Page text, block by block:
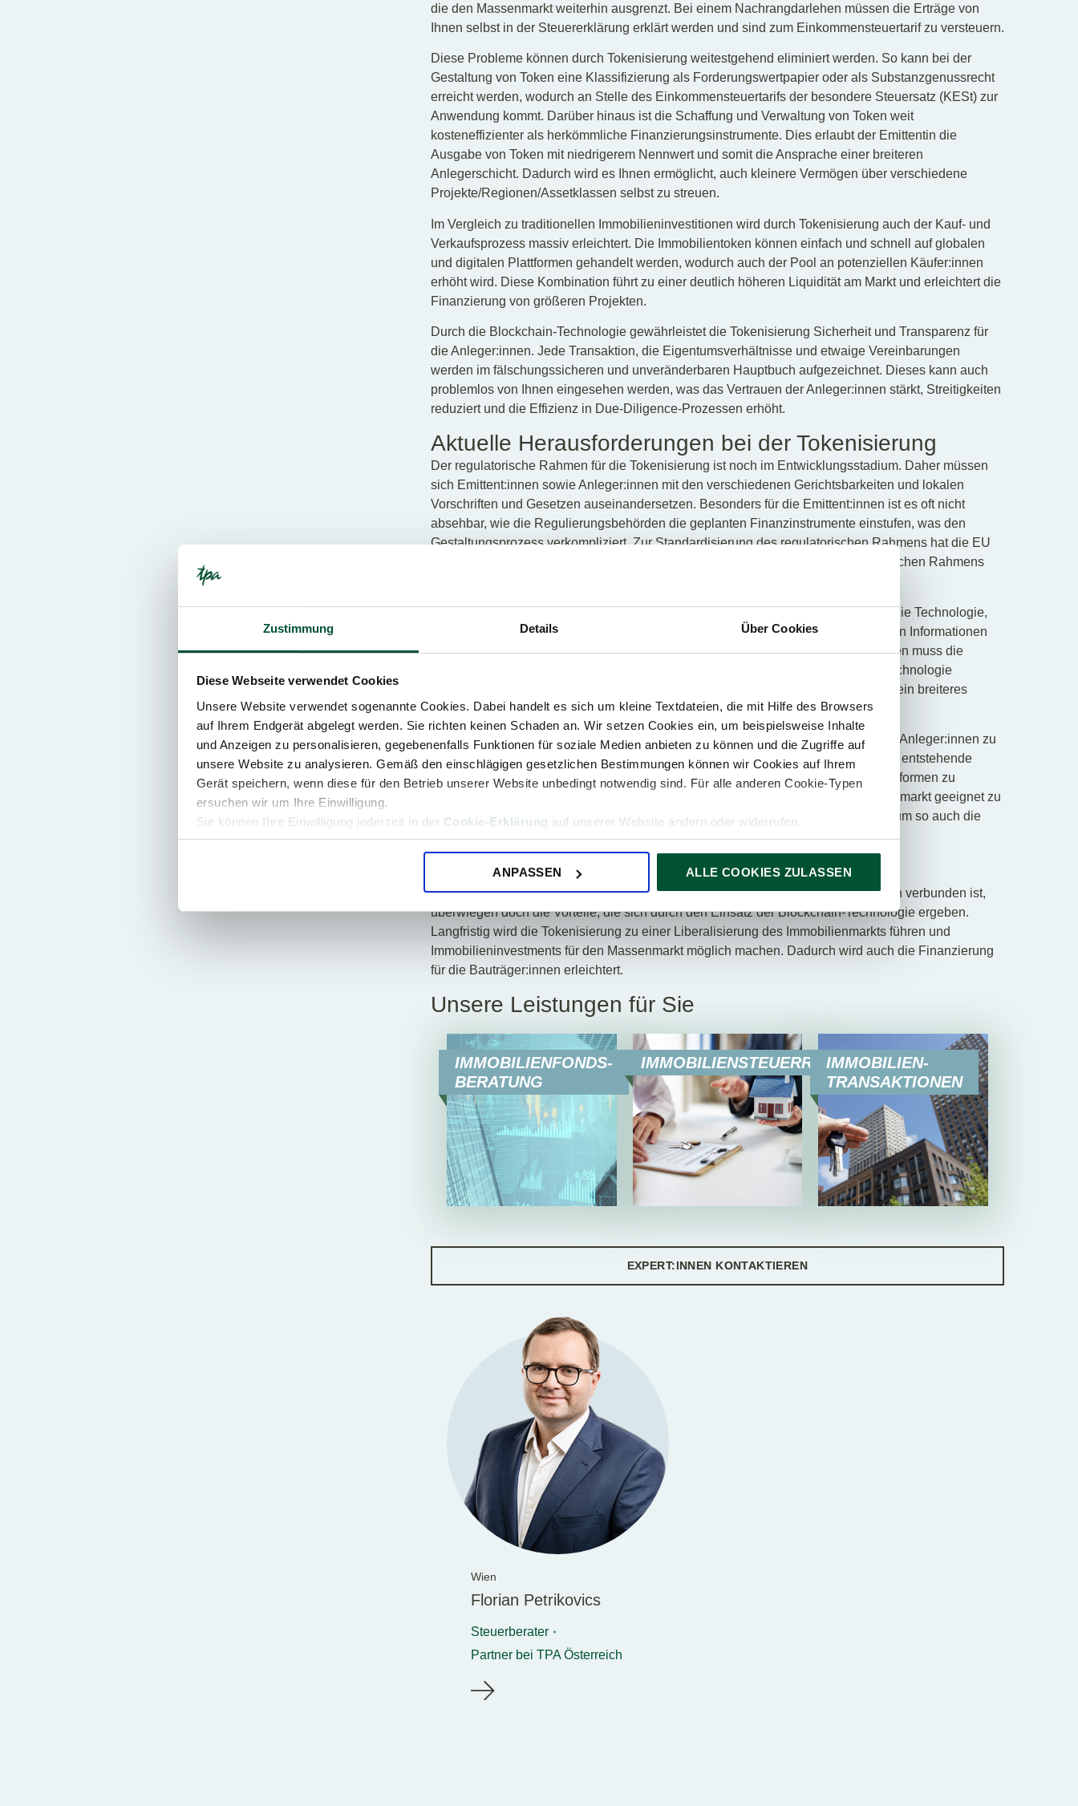
Zustimmung Details Über Cookies
Diese Webseite verwendet Cookies
Unsere Website verwendet sogenannte Cookies. Dabei handelt es sich um kleine Textdateien, die mit Hilfe des Browsers
auf Ihrem Endgerät abgelegt werden. Sie richten keinen Schaden an. Wir setzen Cookies ein, um beispielsweise Inhalte
und Anzeigen zu personalisieren, gegebenenfalls Funktionen für soziale Medien anbieten zu können und die Zugriffe auf
unsere Website zu analysieren. Gemäß den einschlägigen gesetzlichen Bestimmungen können wir Cookies auf Ihrem
Gerät speichern, wenn diese für den Betrieb unserer Website unbedingt notwendig sind. Für alle anderen Cookie-Typen
ersuchen wir um Ihre Einwilligung.
Sie können Ihre Einwilligung jederzeit in der Cookie-Erklärung auf unserer Website ändern oder widerrufen.
ANPASSEN ALLE COOKIES ZULASSEN
die den Massenmarkt weiterhin ausgrenzt. Bei einem Nachrangdarlehen müssen die Erträge von
Ihnen selbst in der Steuererklärung erklärt werden und sind zum Einkommensteuertarif zu versteuern.
Diese Probleme können durch Tokenisierung weitestgehend eliminiert werden. So kann bei der
Gestaltung von Token eine Klassifizierung als Forderungswertpapier oder als Substanzgenussrecht
erreicht werden, wodurch an Stelle des Einkommensteuertarifs der besondere Steuersatz (KESt) zur
Anwendung kommt. Darüber hinaus ist die Schaffung und Verwaltung von Token weit
kosteneffizienter als herkömmliche Finanzierungsinstrumente. Dies erlaubt der Emittentin die
Ausgabe von Token mit niedrigerem Nennwert und somit die Ansprache einer breiteren
Anlegerschicht. Dadurch wird es Ihnen ermöglicht, auch kleinere Vermögen über verschiedene
Projekte/Regionen/Assetklassen selbst zu streuen.
Im Vergleich zu traditionellen Immobilieninvestitionen wird durch Tokenisierung auch der Kauf- und
Verkaufsprozess massiv erleichtert. Die Immobilientoken können einfach und schnell auf globalen
und digitalen Plattformen gehandelt werden, wodurch auch der Pool an potenziellen Käufer:innen
erhöht wird. Diese Kombination führt zu einer deutlich höheren Liquidität am Markt und erleichtert die
Finanzierung von größeren Projekten.
Durch die Blockchain-Technologie gewährleistet die Tokenisierung Sicherheit und Transparenz für
die Anleger:innen. Jede Transaktion, die Eigentumsverhältnisse und etwaige Vereinbarungen
werden im fälschungssicheren und unveränderbaren Hauptbuch aufgezeichnet. Dieses kann auch
problemlos von Ihnen eingesehen werden, was das Vertrauen der Anleger:innen stärkt, Streitigkeiten
reduziert und die Effizienz in Due-Diligence-Prozessen erhöht.
Aktuelle Herausforderungen bei der Tokenisierung
Der regulatorische Rahmen für die Tokenisierung ist noch im Entwicklungsstadium. Daher müssen
sich Emittent:innen sowie Anleger:innen mit den verschiedenen Gerichtsbarkeiten und lokalen
Vorschriften und Gesetzen auseinandersetzen. Besonders für die Emittent:innen ist es oft nicht
absehbar, wie die Regulierungsbehörden die geplanten Finanzinstrumente einstufen, was den
Gestaltungsprozess verkompliziert. Zur Standardisierung des regulatorischen Rahmens hat die EU
die MiCA-Verordnung verabschiedet, die neben einer Vereinheitlichung des rechtlichen Rahmens
Neben der Standardisierung des rechtlichen Rahmens ist es auch nötig, Sie über die Technologie,
die Risiken und die Vorteile aufzuklären. Durch die Bereitstellung von transparenten Informationen
und die Aufklärung über die spezifischen Risiken, Sorgfaltspflichten und Vorschriften muss die
Anleger:innen-Kompetenz im Zusammenhang mit der relativ neuen Blockchain-Technologie
gefördert werden. So kann Vertrauen in die Tokenisierung geschaffen werden und ein breiteres
Publikum angesprochen werden.
Jede mögliche Ausgestaltungsform der Tokenisierung kann bei Emittent:innen und Anleger:innen zu
unterschiedlichen steuerlichen und bilanziellen Auswirkungen führen. Die dadurch entstehende
Komplexität steht im Widerspruch zum Ziel, mittels Tokenisierung neue Investitionsformen zu
schaffen und eine breitere Gesellschaftsschicht anzusprechen. Um für den Massenmarkt geeignet zu
sein, braucht es hier die Standardisierung von den häufigsten Anwendungsfällen, um so auch die
Fazit zur Immobilien-Tokenisierung
Obwohl das Tokenisieren von Immobilien derzeit noch mit ein paar Schwierigkeiten verbunden ist,
überwiegen doch die Vorteile, die sich durch den Einsatz der Blockchain-Technologie ergeben.
Langfristig wird die Tokenisierung zu einer Liberalisierung des Immobilienmarkts führen und
Immobilieninvestments für den Massenmarkt möglich machen. Dadurch wird auch die Finanzierung
für die Bauträger:innen erleichtert.
Unsere Leistungen für Sie
IMMOBILIENFONDS-
BERATUNG
IMMOBILIENSTEUERRECHTIMMOBILIEN-
TRANSAKTIONEN
EXPERT:INNEN KONTAKTIEREN
Wien
Florian Petrikovics
Steuerberater
Partner bei TPA Österreich